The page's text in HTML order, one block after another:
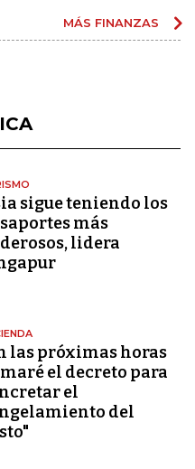
MÁS FINANZAS
sigue teniendo los
más
lidera
las próximas horas
el decreto para
el
del